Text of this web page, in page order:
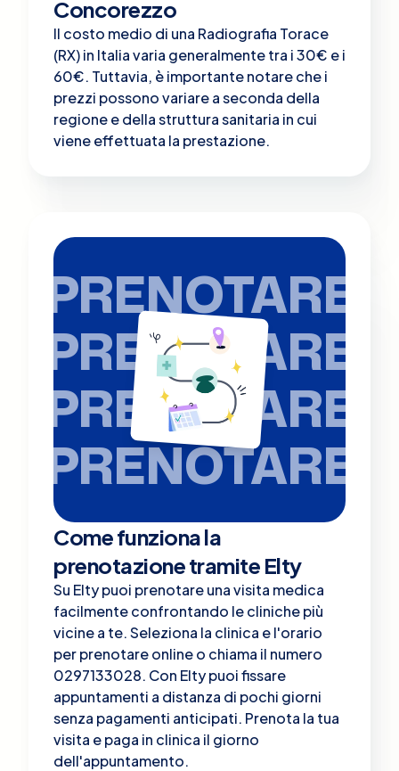
Concorezzo
Il costo medio di una Radiografia Torace
(RX) in Italia varia generalmente tra i 30€ e i
60€. Tuttavia, è importante notare che i
prezzi possono variare a seconda della
regione e della struttura sanitaria in cui
viene effettuata la prestazione.
PRENOTARE
PRENOTARE
PRENOTARE
PRENOTARE
Come funziona la
prenotazione tramite Elty
Su Elty puoi prenotare una visita medica
facilmente confrontando le cliniche più
vicine a te. Seleziona la clinica e l'orario
per prenotare online o chiama il numero
0297133028. Con Elty puoi fissare
appuntamenti a distanza di pochi giorni
senza pagamenti anticipati. Prenota la tua
visita e paga in clinica il giorno
dell'appuntamento.